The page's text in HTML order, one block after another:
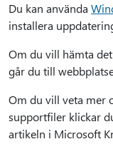
Du kan använda
installera
Om du vill hämta
går du till
Om du vill veta mer
supportfiler klickar
artikeln i Microsoft